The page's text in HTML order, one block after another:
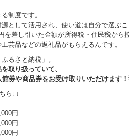
制度です。
として活用され、使い道は自分で選ぶこ
差し引いた金額が所得税・住民税から
芸品などの返礼品がもらえるんです。
るさと納税」。
取り扱っていて、
券や商品券をお受け取りいただけます
ら↓↓
円
円
円